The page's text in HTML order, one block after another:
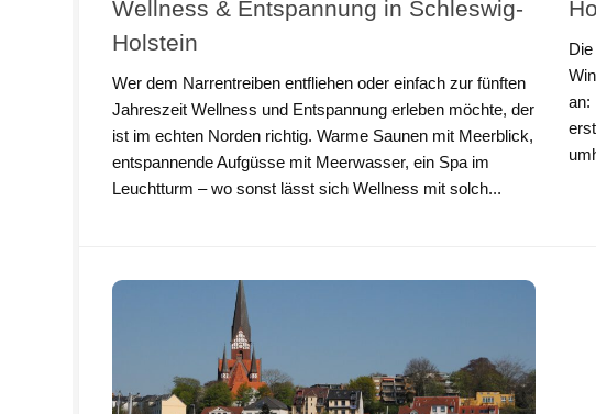
Wellness & Entspannung in Schleswig-
Holstein
Wer dem Narrentreiben entfliehen oder einfach zur fünften
Jahreszeit Wellness und Entspannung erleben möchte, der
ist im echten Norden richtig. Warme Saunen mit Meerblick,
entspannende Aufgüsse mit Meerwasser, ein Spa im
Leuchtturm – wo sonst lässt sich Wellness mit solch...
an: